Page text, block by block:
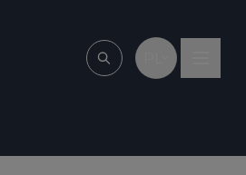
Wpisz, czego